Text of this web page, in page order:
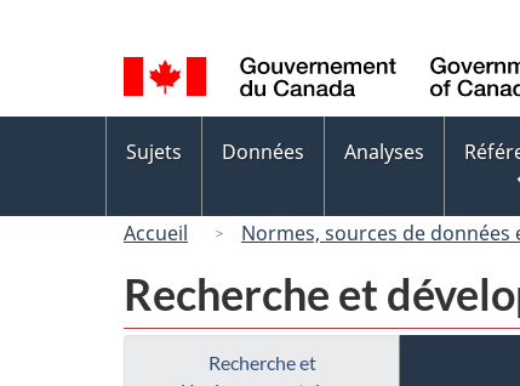
de
la
langue
des
Sujets Données Analyses
Accueil Normes, sources de données
Recherche et
Recherche et